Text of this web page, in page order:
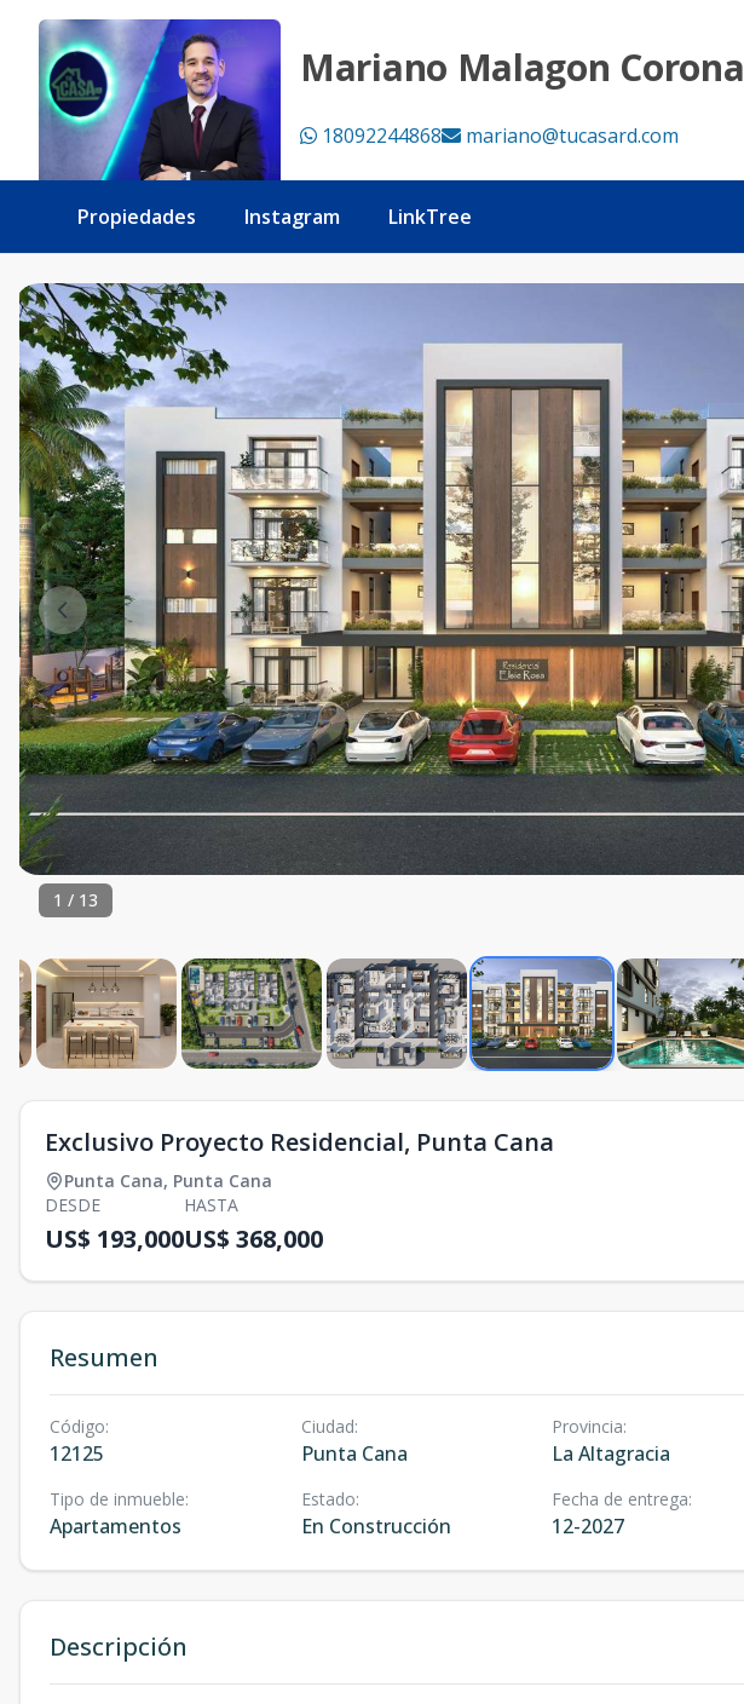
Mariano Malagon Corona
18092244868 mariano@tucasard.com
Propiedades Instagram LinkTree
1 / 13
Exclusivo Proyecto Residencial, Punta Cana
Punta Cana, Punta Cana
DESDE
US$ 193,000
HASTA
US$ 368,000
Resumen
Código:
12125
Ciudad:
Punta Cana
Provincia:
La Altagracia
Tipo de inmueble:
Apartamentos
Estado:
En Construcción
Fecha de entrega:
12-2027
Descripción
Exclusivo Proyecto Residencial, Punta Cana - Tu Casa RD